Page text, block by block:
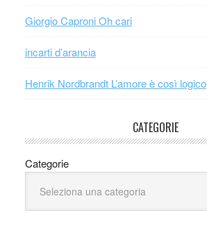
Giorgio Caproni Oh cari
incarti d’arancia
Henrik Nordbrandt L’amore è così logico
CATEGORIE
Categorie